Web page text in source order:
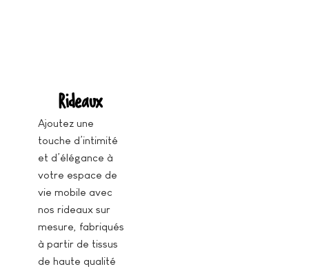
Rideaux
Ajoutez une
touche d’intimité
et d’élégance à
votre espace de
vie mobile avec
nos rideaux sur
mesure, fabriqués
à partir de tissus
de haute qualité